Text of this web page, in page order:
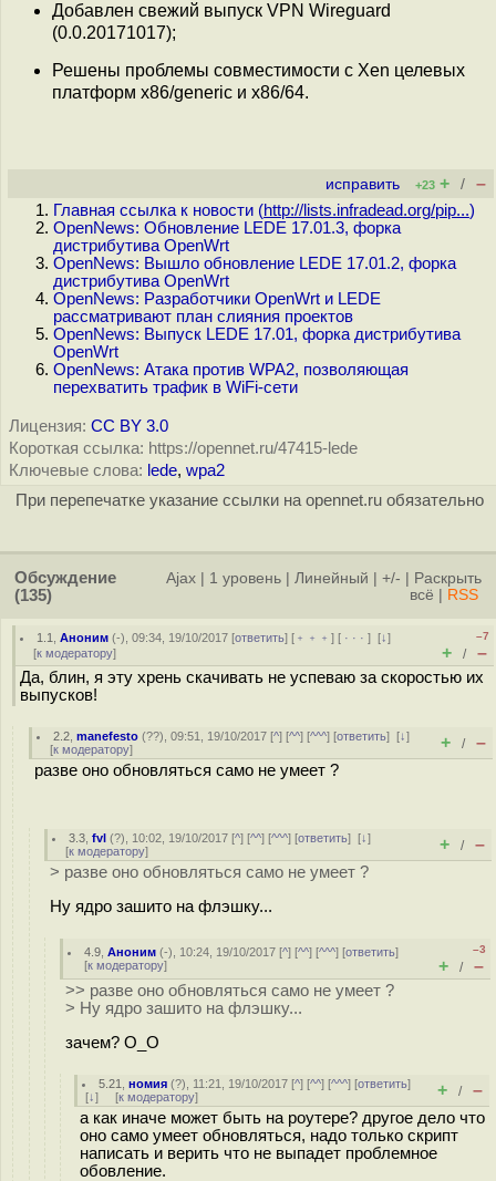
Добавлен свежий выпуск VPN Wireguard
(0.0.20171017);
Решены проблемы совместимости с Xen целевых
платформ x86/generic и x86/64.
исправить +23 + / –
Главная ссылка к новости (http://lists.infradead.org/pip...)
OpenNews: Обновление LEDE 17.01.3, форка
дистрибутива OpenWrt
OpenNews: Вышло обновление LEDE 17.01.2, форка
дистрибутива OpenWrt
OpenNews: Разработчики OpenWrt и LEDE
рассматривают план слияния проектов
OpenNews: Выпуск LEDE 17.01, форка дистрибутива
OpenWrt
OpenNews: Атака против WPA2, позволяющая
перехватить трафик в WiFi-сети
Лицензия: CC BY 3.0
Короткая ссылка: https://opennet.ru/47415-lede
Ключевые слова: lede, wpa2
При перепечатке указание ссылки на opennet.ru обязательно
Обсуждение
(135)
Ajax 1 уровень Линейный +/-
Раскрыть
всё
RSS
1.1 ,Аноним (-), 09:34, 19/10/2017 [ответить] [ ﹢﹢﹢] [ · · ·][↓]
[к модератору]
–7
+ / –
Да, блин, я эту хрень скачивать не успеваю за скоростью их
выпусков!
2.2 ,manefesto (??), 09:51, 19/10/2017 [^] [^^] [^^^] [ответить][↓]
[к модератору] + / –
разве оно обновляться само не умеет ?
3.3 ,fvl (?), 10:02, 19/10/2017 [^] [^^] [^^^] [ответить][↓]
[к модератору] + / –
> разве оно обновляться само не умеет ?
Ну ядро зашито на флэшку...
4.9 ,Аноним (-), 10:24, 19/10/2017 [^] [^^] [^^^] [ответить]
[к модератору]
–3
+ / –
>> разве оно обновляться само не умеет ?
> Ну ядро зашито на флэшку...
зачем? О_О
5.21 ,номия (?), 11:21, 19/10/2017 [^] [^^] [^^^] [ответить]
[↓] [к модератору] + / –
а как иначе может быть на роутере? другое дело что
оно само умеет обновляться, надо только скрипт
написать и верить что не выпадет проблемное
обовление.